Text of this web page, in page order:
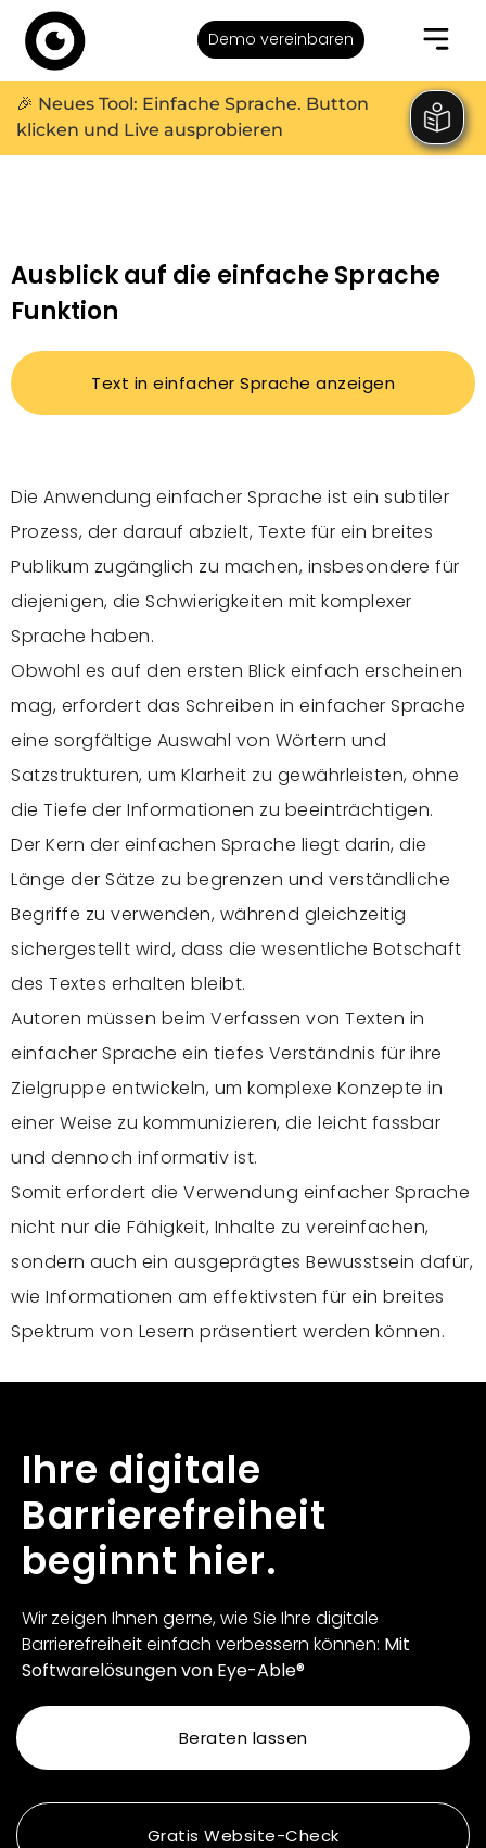
Demo vereinbaren
🎉 Neues Tool: Einfache Sprache. Button
klicken und Live ausprobieren
Ausblick auf die einfache Sprache
Funktion
Text in einfacher Sprache anzeigen
Die Anwendung einfacher Sprache ist ein subtiler
Prozess, der darauf abzielt, Texte für ein breites
Publikum zugänglich zu machen, insbesondere für
diejenigen, die Schwierigkeiten mit komplexer
Sprache haben.
Obwohl es auf den ersten Blick einfach erscheinen
mag, erfordert das Schreiben in einfacher Sprache
eine sorgfältige Auswahl von Wörtern und
Satzstrukturen, um Klarheit zu gewährleisten, ohne
die Tiefe der Informationen zu beeinträchtigen.
Der Kern der einfachen Sprache liegt darin, die
Länge der Sätze zu begrenzen und verständliche
Begriffe zu verwenden, während gleichzeitig
sichergestellt wird, dass die wesentliche Botschaft
des Textes erhalten bleibt.
Autoren müssen beim Verfassen von Texten in
einfacher Sprache ein tiefes Verständnis für ihre
Zielgruppe entwickeln, um komplexe Konzepte in
einer Weise zu kommunizieren, die leicht fassbar
und dennoch informativ ist.
Somit erfordert die Verwendung einfacher Sprache
nicht nur die Fähigkeit, Inhalte zu vereinfachen,
sondern auch ein ausgeprägtes Bewusstsein dafür,
wie Informationen am effektivsten für ein breites
Spektrum von Lesern präsentiert werden können.
Ihre digitale
Barrierefreiheit
beginnt hier.
Wir zeigen Ihnen gerne, wie Sie Ihre digitale
Barrierefreiheit einfach verbessern können: Mit
Softwarelösungen von Eye-Able®
Beraten lassen
Gratis Website-Check